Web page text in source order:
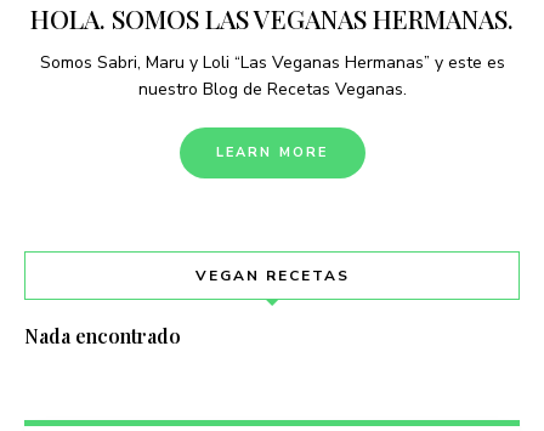
HOLA. SOMOS LAS VEGANAS HERMANAS.
Somos Sabri, Maru y Loli “Las Veganas Hermanas” y este es
nuestro Blog de Recetas Veganas.
LEARN MORE
VEGAN RECETAS
Nada encontrado